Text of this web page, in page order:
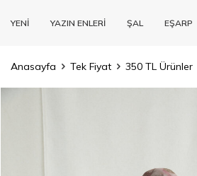
YENİ YAZIN ENLERİ ŞAL EŞARP
Anasayfa Tek Fiyat 350 TL Ürünler